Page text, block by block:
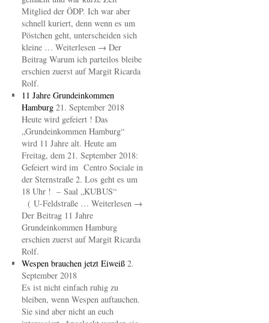
Mitglied der ÖDP. Ich war aber
schnell kuriert, denn wenn es um
Pöstchen geht, unterscheiden sich
kleine … Weiterlesen → Der
Beitrag Warum ich parteilos bleibe
erschien zuerst auf Margit Ricarda
Rolf.
11 Jahre Grundeinkommen
Hamburg 21. September 2018
Heute wird gefeiert ! Das
„Grundeinkommen Hamburg“
wird 11 Jahre alt. Heute am
Freitag, dem 21. September 2018:
Gefeiert wird im Centro Sociale in
der Sternstraße 2. Los geht es um
18 Uhr ! – Saal „KUBUS“
( U-Feldstraße … Weiterlesen →
Der Beitrag 11 Jahre
Grundeinkommen Hamburg
erschien zuerst auf Margit Ricarda
Rolf.
Wespen brauchen jetzt Eiweiß 2.
September 2018
Es ist nicht einfach ruhig zu
bleiben, wenn Wespen auftauchen.
Sie sind aber nicht an euch